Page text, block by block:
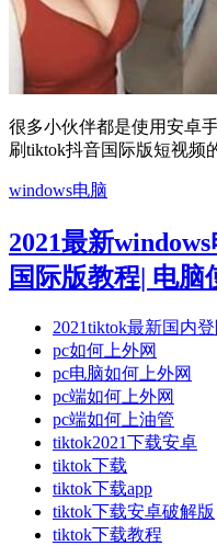
很多小伙伴都是使用安卓
刷tiktok抖音国际版短视
windows电脑
2021最新
国际版教程| 电
2021tiktok最新国内
pc如何上外网
pc电脑如何上外网
pc端如何上外网
pc端如何上油管
tiktok2021下载安卓
tiktok下载
tiktok下载app
tiktok下载安卓破解版
tiktok下载教程